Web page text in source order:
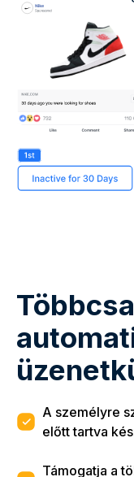
A személyre
előtt tartva
Támogatja a